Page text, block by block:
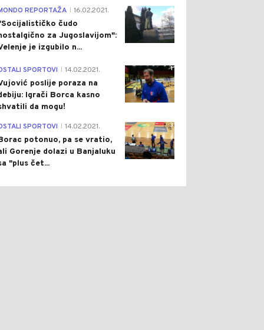
MEĐU NJIMA I
4
REPORTAŽA 16.02.2021.
čudo
za Jugoslavijom":
je izgubilo n...
1
SPORTOVI 14.02.2021.
poslije poraza na
Igrači Borca kasno
da mogu!
3
SPORTOVI 14.02.2021.
potonuo, pa se vratio,
Gorenje dolazi u Banjaluku
"plus čet...